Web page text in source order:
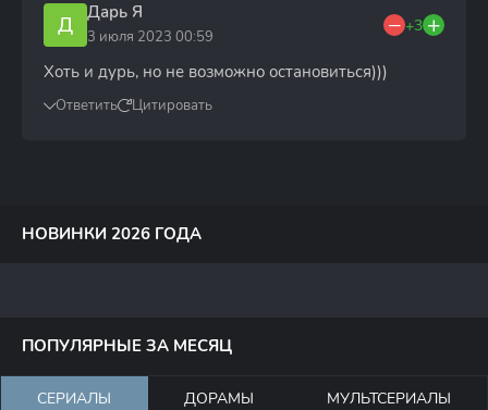
Д Дарь Я
3 июля 2023 00:59
+3
Хоть и дурь, но не возможно остановиться)))
Ответить Цитировать
НОВИНКИ 2026 ГОДА
ПОПУЛЯРНЫЕ ЗА МЕСЯЦ
СЕРИАЛЫ ДОРАМЫ МУЛЬТСЕРИАЛЫ